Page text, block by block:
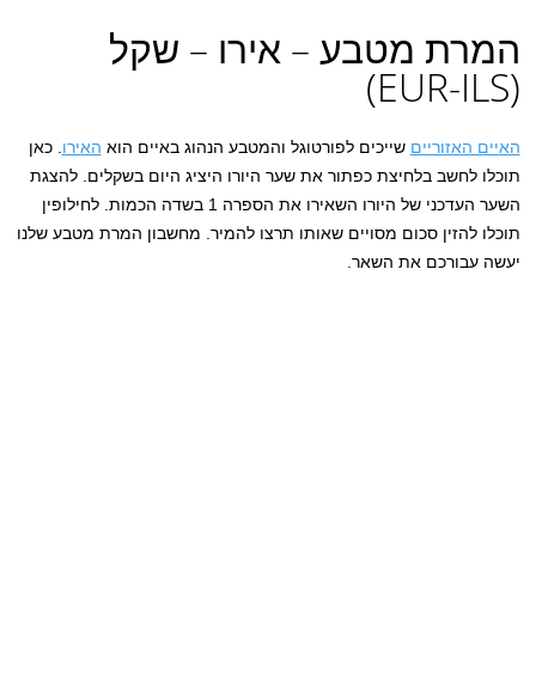
המרת מטבע – אירו – שקל
(EUR-ILS)
האיים האזוריים שייכים לפורטוגל והמטבע הנהוג באיים הוא האירו . כאן
תוכלו לחשב בלחיצת כפתור את שער היורו היציג היום בשקלים. להצגת
השער העדכני של היורו השאירו את הספרה 1 בשדה הכמות. לחילופין
תוכלו להזין סכום מסויים שאותו תרצו להמיר. מחשבון המרת מטבע שלנו
יעשה עבורכם את השאר.